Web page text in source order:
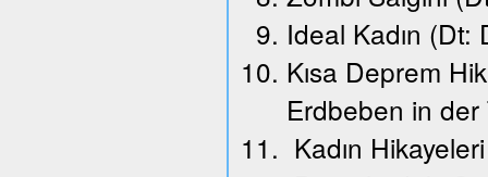
Ideal Kadın
Kısa Deprem
Erdbeben in
Kadın